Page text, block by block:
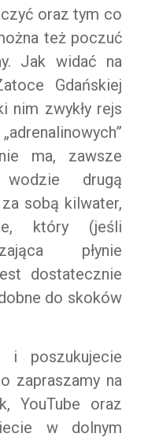
oraz tym co
też poczuć
Jak widać na
Gdańskiej
nim zwykły rejs
ma, zawsze
drugą
sobą kilwater,
który (jeśli
płynie
dostatecznie
do skoków
i poszukujecie
zapraszamy na
YouTube oraz
w dolnym